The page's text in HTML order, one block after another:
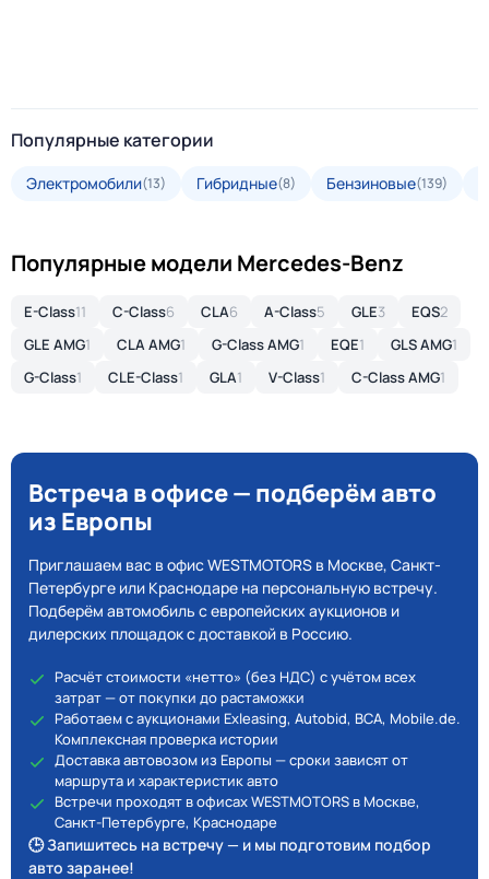
Популярные категории
Электромобили(13) Гибридные(8) Бензиновые(139)
Популярные модели Mercedes-Benz
E-Class11 C-Class6 CLA6 A-Class5 GLE3 EQS2
GLE AMG1 CLA AMG1 G-Class AMG1 EQE1 GLS AMG1
G-Class1 CLE-Class1 GLA1 V-Class1 C-Class AMG1
Встреча в офисе — подберём авто
из Европы
Приглашаем вас в офис WESTMOTORS в Москве, Санкт-
Петербурге или Краснодаре на персональную встречу.
Подберём автомобиль с европейских аукционов и
дилерских площадок с доставкой в Россию.
Расчёт стоимости «нетто» (без НДС) с учётом всех
затрат — от покупки до растаможки
Работаем с аукционами Exleasing, Autobid, BCA, Mobile.de.
Комплексная проверка истории
Доставка автовозом из Европы — сроки зависят от
маршрута и характеристик авто
Встречи проходят в офисах WESTMOTORS в Москве,
Санкт-Петербурге, Краснодаре
🕒 Запишитесь на встречу — и мы подготовим подбор
авто заранее!